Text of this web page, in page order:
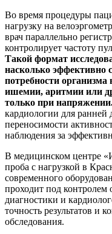
Во время процедуры
нагрузку на
врач параллельно
контролирует частоту
Такой формат
насколько эффективно
потребности
ишемии, аритмии или
только при
кардиологии для
переносимости
наблюдения за
В медицинском центре
проба с нагрузкой в
современного
проходит под
диагностики и
точность результатов и
обследования.